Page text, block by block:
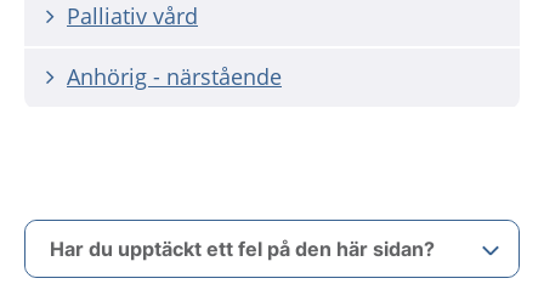
Palliativ vård
Anhörig - närstående
Har du upptäckt ett fel på den här sidan?